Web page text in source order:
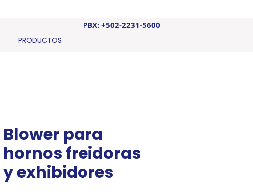
PBX: +502-2231-5600
PRODUCTOS
Blower para
hornos freidoras
y exhibidores